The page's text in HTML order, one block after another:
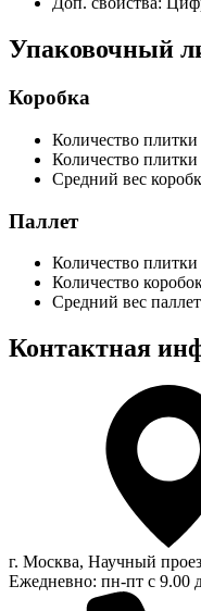
Упаковочный
Коробка
Количество
Количество
Средний вес
Паллет
Количество
Количество
Средний вес
Контактная
г. Москва, Научный
Ежедневно: пн-пт с 9.00